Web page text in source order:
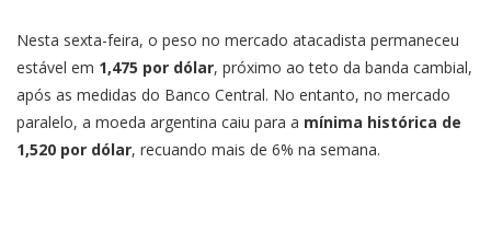
Nesta sexta-feira, o peso no mercado atacadista permaneceu
estável em 1,475 por dólar, próximo ao teto da banda cambial,
após as medidas do Banco Central. No entanto, no mercado
paralelo, a moeda argentina caiu para a mínima histórica de
1,520 por dólar, recuando mais de 6% na semana.